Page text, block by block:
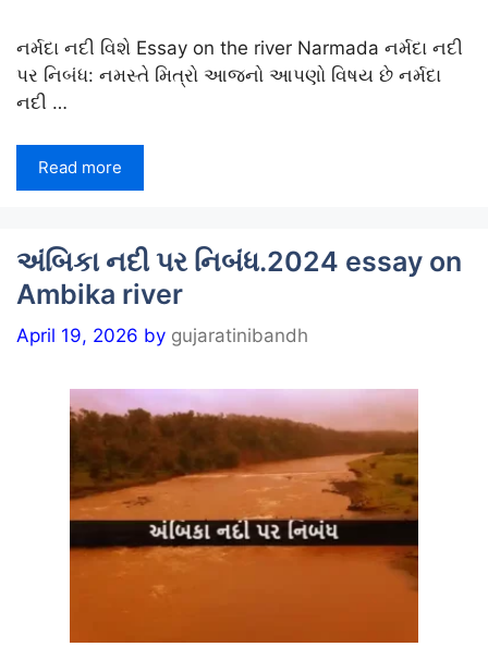
નર્મદા નદી વિશે Essay on the river Narmada નર્મદા નદી
પર નિબંધ: નમસ્તે મિત્રો આજનો આપણો વિષય છે નર્મદા
નદી …
Read more
અંબિકા નદી પર નિબંધ.2024 essay on
Ambika river
April 19, 2026 by gujaratinibandh